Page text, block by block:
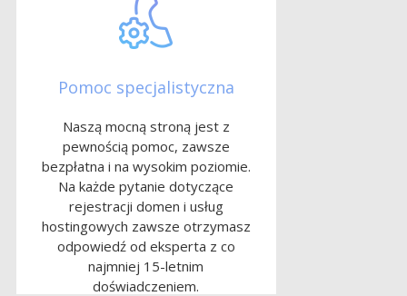
Pomoc specjalistyczna
Naszą mocną stroną jest z
pewnością pomoc, zawsze
bezpłatna i na wysokim poziomie.
Na każde pytanie dotyczące
rejestracji domen i usług
hostingowych zawsze otrzymasz
odpowiedź od eksperta z co
najmniej 15-letnim
doświadczeniem.